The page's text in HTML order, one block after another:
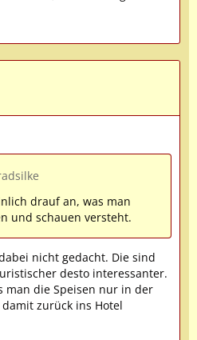
drauf an, was man
und schauen versteht.
nicht gedacht. Die sind
desto interessanter.
man die Speisen nur in der
zurück ins Hotel